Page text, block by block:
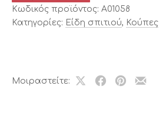
Κωδικός προϊόντος: A01058
Κατηγορίες: Είδη σπιτιού, Κούπες
Μοιραστείτε:
ShareΜοιραστείτε